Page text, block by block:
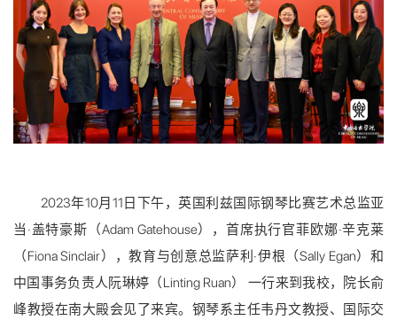
2023年10月11日下午，英国利兹国际钢琴比赛艺术总监亚
当·盖特豪斯（Adam Gatehouse），首席执行官菲欧娜·辛克莱
（Fiona Sinclair），教育与创意总监萨利·伊根（Sally Egan）和
中国事务负责人阮琳婷（Linting Ruan） 一行来到我校，院长俞
峰教授在南大殿会见了来宾。钢琴系主任韦丹文教授、国际交